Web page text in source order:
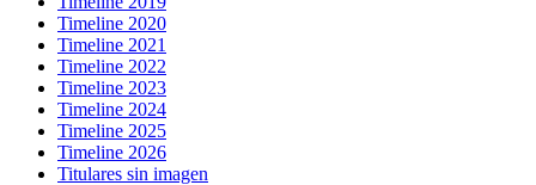
Timeline 2020
Timeline 2021
Timeline 2022
Timeline 2023
Timeline 2024
Timeline 2025
Timeline 2026
Titulares sin imagen